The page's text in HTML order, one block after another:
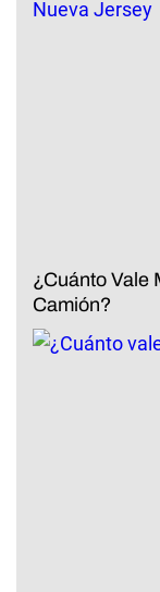
¿Cuánto Vale
Camión?